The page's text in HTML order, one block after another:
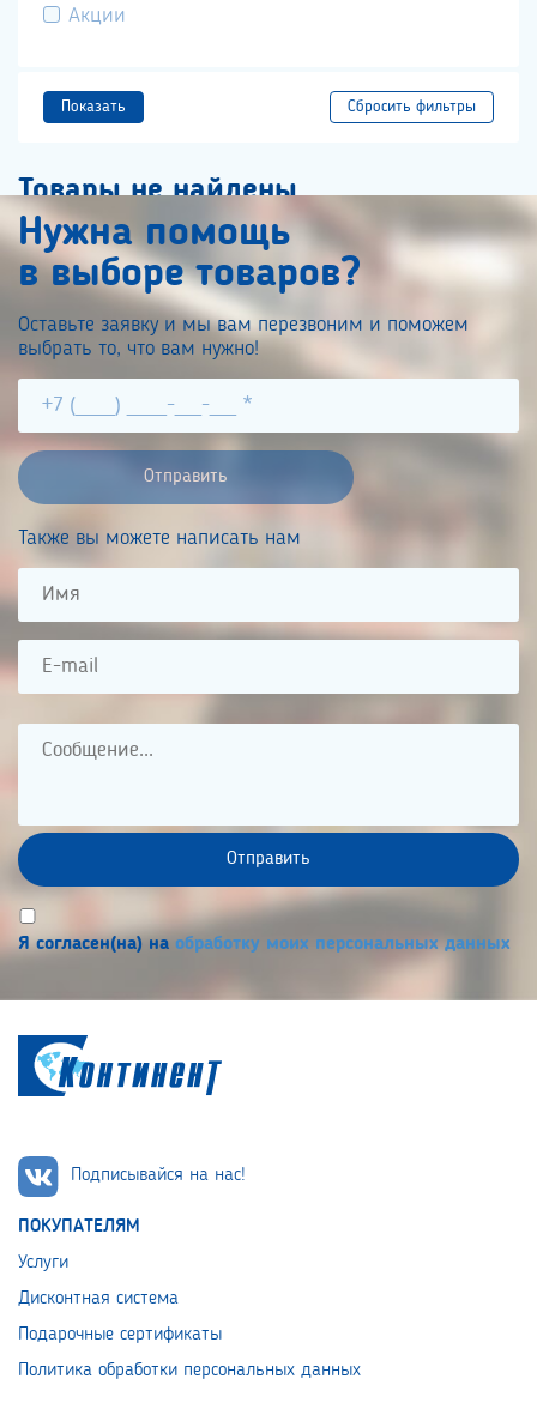
Акции
Показать
Товары не найдены
Нужна помощь
в выборе товаров?
Оставьте заявку и мы вам перезвоним и поможем
выбрать то, что вам нужно!
Также вы можете написать нам
Я согласен(на) на обработку моих персональных данных
Подписывайся на нас!
ПОКУПАТЕЛЯМ
Услуги
Дисконтная система
Подарочные сертификаты
Политика обработки персональных данных